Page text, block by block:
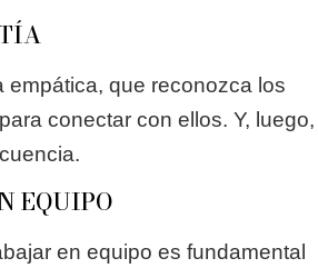
que reconozca los
conectar con ellos. Y, luego,
EQUIPO
en equipo es fundamental